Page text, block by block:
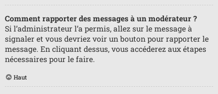
Comment rapporter des messages à un modérateur ?
Si l’administrateur l’a permis, allez sur le message à
signaler et vous devriez voir un bouton pour rapporter le
message. En cliquant dessus, vous accéderez aux étapes
nécessaires pour le faire.
Haut